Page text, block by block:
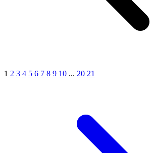
1 2 3 4 5 6 7 8 9 10 ... 20 21